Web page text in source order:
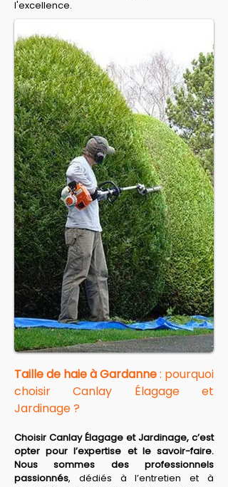
l'excellence.
Taille de haie à Gardanne : pourquoi
choisir Canlay Élagage et
Jardinage ?
Choisir Canlay Élagage et Jardinage, c’est
opter pour l’expertise et le savoir-faire.
Nous sommes des professionnels
passionnés, dédiés à l’entretien et à